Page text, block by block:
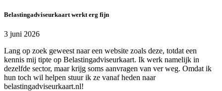
Belastingadviseurkaart werkt erg fijn
3 juni 2026
Lang op zoek geweest naar een website zoals deze, totdat een
kennis mij tipte op Belastingadviseurkaart. Ik werk namelijk in
dezelfde sector, maar krijg soms aanvragen van ver weg. Omdat ik
hun toch wil helpen stuur ik ze vanaf heden naar
belastingadviseurkaart.nl!